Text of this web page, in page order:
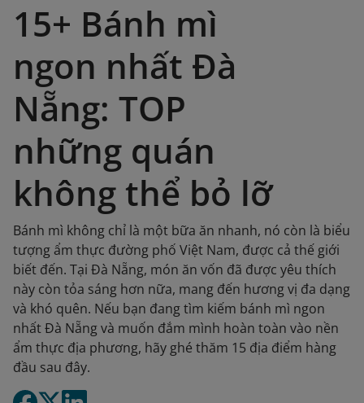
15+ Bánh mì
ngon nhất Đà
Nẵng: TOP
những quán
không thể bỏ lỡ
Bánh mì không chỉ là một bữa ăn nhanh, nó còn là biểu
tượng ẩm thực đường phố Việt Nam, được cả thế giới
biết đến. Tại Đà Nẵng, món ăn vốn đã được yêu thích
này còn tỏa sáng hơn nữa, mang đến hương vị đa dạng
và khó quên. Nếu bạn đang tìm kiếm bánh mì ngon
nhất Đà Nẵng và muốn đắm mình hoàn toàn vào nền
ẩm thực địa phương, hãy ghé thăm 15 địa điểm hàng
đầu sau đây.